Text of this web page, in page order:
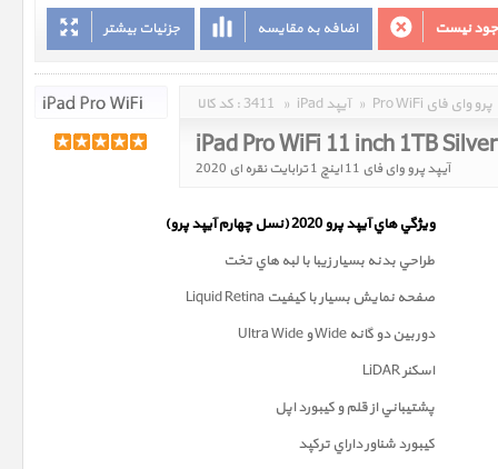
جزئیات بیشتر اضافه به مقایسه نیست
کد کالا : 3411 » iPad آیپد » Pro WiFi پرو وای فای
iPad Pro WiFi 11 inch 1TB
آیپد پرو وای فای 11 اینچ 1 ترابایت نقره ای 2020
ويژگي هاي آيپد پرو 2020 ( نسل چهارمآيپد پرو)
طراحي بدنه بسيار زيبا با لبه هاي تخت
صفحه نمايش بسيار با کيفيت Liquid Retina
دوربين دو گانه Wide و Ultra Wide
اسکنر LiDAR
پشتيباني از قلم و کيبورد اپل
کيبورد شناور داراي ترکپد